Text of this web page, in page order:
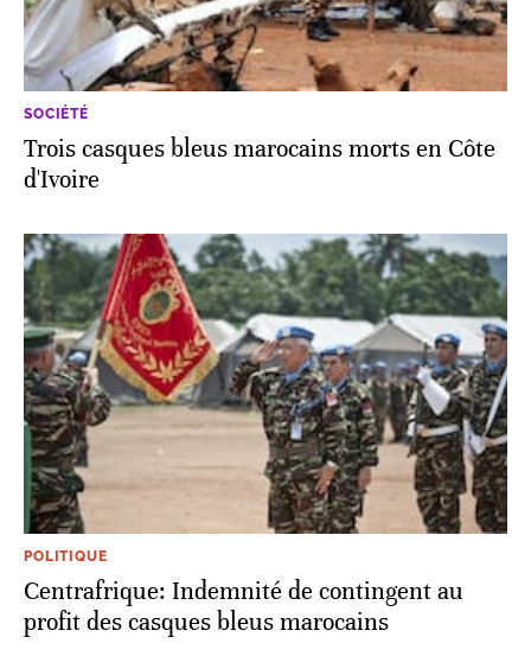
SOCIÉTÉ
Trois casques bleus marocains morts en Côte
d'Ivoire
POLITIQUE
Centrafrique: Indemnité de contingent au
profit des casques bleus marocains